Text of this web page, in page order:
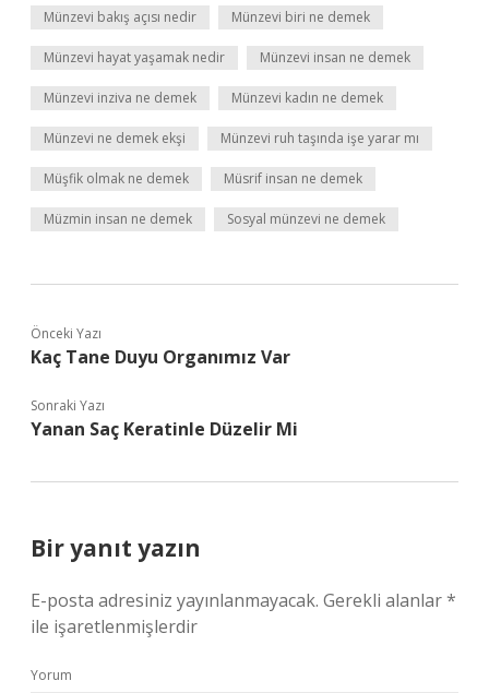
Münzevi bakış açısı nedir Münzevi biri ne demek
Münzevi hayat yaşamak nedir Münzevi insan ne demek
Münzevi inziva ne demek Münzevi kadın ne demek
Münzevi ne demek ekşi Münzevi ruh taşında işe yarar mı
Müşfik olmak ne demek Müsrif insan ne demek
Müzmin insan ne demek Sosyal münzevi ne demek
Önceki Yazı
Kaç Tane Duyu Organımız Var
Sonraki Yazı
Yanan Saç Keratinle Düzelir Mi
Bir yanıt yazın
E-posta adresiniz yayınlanmayacak. Gerekli alanlar*
ile işaretlenmişlerdir
Yorum